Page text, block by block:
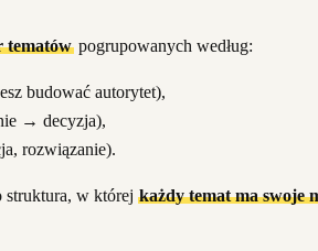
tematówpogrupowanych według:
budować autorytet),
→ decyzja),
rozwiązanie).
struktura, w której każdy temat ma swoje